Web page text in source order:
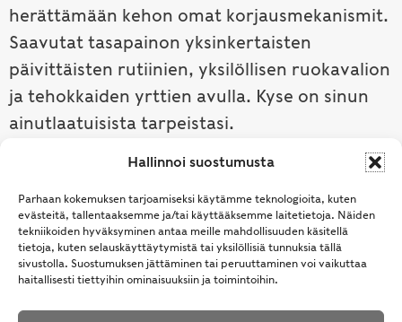
Hallinnoi suostumusta
Parhaan kokemuksen tarjoamiseksi käytämme teknologioita, kuten
evästeitä, tallentaaksemme ja/tai käyttääksemme laitetietoja. Näiden
tekniikoiden hyväksyminen antaa meille mahdollisuuden käsitellä
tietoja, kuten selauskäyttäytymistä tai yksilöllisiä tunnuksia tällä
sivustolla. Suostumuksen jättäminen tai peruuttaminen voi vaikuttaa
haitallisesti tiettyihin ominaisuuksiin ja toimintoihin.
herättämään kehon omat korjausmekanismit.
Saavutat tasapainon yksinkertaisten
päivittäisten rutiinien, yksilöllisen ruokavalion
ja tehokkaiden yrttien avulla. Kyse on sinun
ainutlaatuisista tarpeistasi.
Tutustu ayurvedaan →